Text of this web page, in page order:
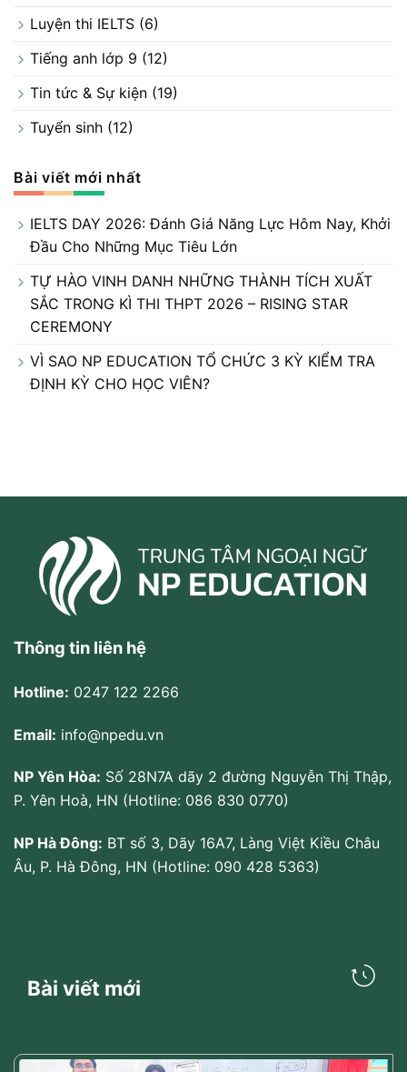
Luyện thi IELTS (6)
Tiếng anh lớp 9 (12)
Tin tức & Sự kiện (19)
Tuyển sinh (12)
Bài viết mới nhất
IELTS DAY 2026: Đánh Giá Năng Lực Hôm Nay, Khởi
Đầu Cho Những Mục Tiêu Lớn
TỰ HÀO VINH DANH NHỮNG THÀNH TÍCH XUẤT
SẮC TRONG KÌ THI THPT 2026 – RISING STAR
CEREMONY
VÌ SAO NP EDUCATION TỔ CHỨC 3 KỲ KIỂM TRA
ĐỊNH KỲ CHO HỌC VIÊN?
Thông tin liên hệ
Hotline: 0247 122 2266
Email: info@npedu.vn
NP Yên Hòa: Số 28N7A dãy 2 đường Nguyễn Thị Thập,
P. Yên Hoà, HN (Hotline: 086 830 0770)
NP Hà Đông: BT số 3, Dãy 16A7, Làng Việt Kiều Châu
Âu, P. Hà Đông, HN (Hotline: 090 428 5363)
Bài viết mới